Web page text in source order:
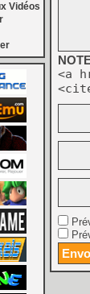
Vidéos
<a